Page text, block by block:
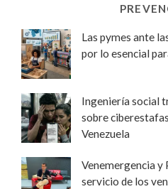
Las pymes ante
por lo esencial
Ingeniería social
sobre
Venezuela
Venemergencia y
servicio de los